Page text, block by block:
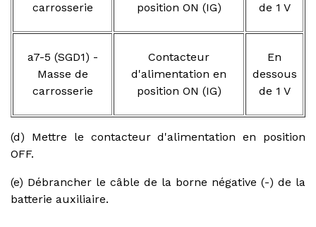
carrosserie
position ON (IG)
de 1 V
a7-5 (SGD1) -
Masse de
carrosserie
Contacteur
d'alimentation en
position ON (IG)
En
dessous
de 1 V
(d) Mettre le contacteur d'alimentation en position
OFF.
(e) Débrancher le câble de la borne négative (-) de la
batterie auxiliaire.